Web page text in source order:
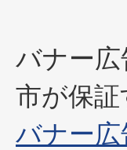
バナー
市が保
バナー